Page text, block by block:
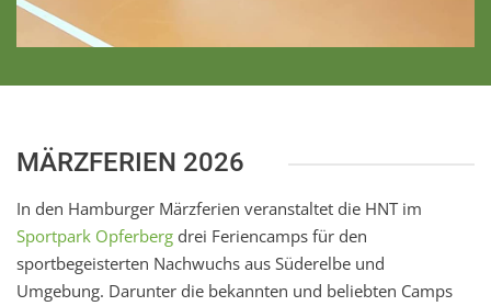
MÄRZFERIEN 2026
In den Hamburger Märzferien veranstaltet die HNT im
Sportpark Opferberg drei Feriencamps für den
sportbegeisterten Nachwuchs aus Süderelbe und
Umgebung. Darunter die bekannten und beliebten Camps